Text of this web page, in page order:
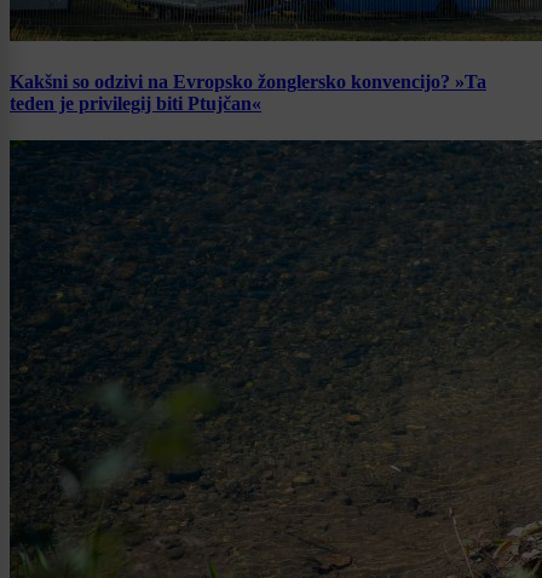
Kakšni so odzivi na Evropsko žonglersko konvencijo? »Ta
teden je privilegij biti Ptujčan«